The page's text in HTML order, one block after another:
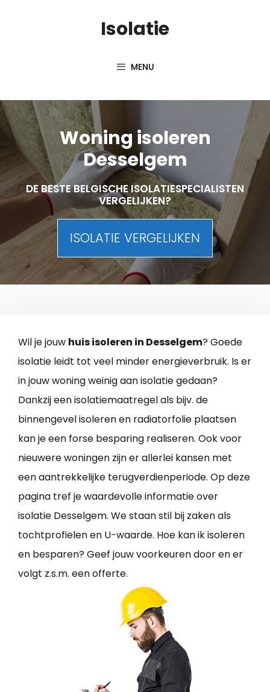
Isolatie
MENU
Woning isoleren
Desselgem
DE BESTE BELGISCHE ISOLATIESPECIALISTEN
VERGELIJKEN?
ISOLATIE VERGELIJKEN
Wil je jouw huis isoleren in Desselgem? Goede
isolatie leidt tot veel minder energieverbruik. Is er
in jouw woning weinig aan isolatie gedaan?
Dankzij een isolatiemaatregel als bijv. de
binnengevel isoleren en radiatorfolie plaatsen
kan je een forse besparing realiseren. Ook voor
nieuwere woningen zijn er allerlei kansen met
een aantrekkelijke terugverdienperiode. Op deze
pagina tref je waardevolle informatie over
isolatie Desselgem. We staan stil bij zaken als
tochtprofielen en U-waarde. Hoe kan ik isoleren
en besparen? Geef jouw voorkeuren door en er
volgt z.s.m. een offerte.